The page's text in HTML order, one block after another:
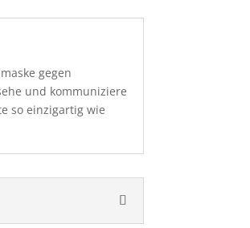
gegen
und kommuniziere
so einzigartig wie